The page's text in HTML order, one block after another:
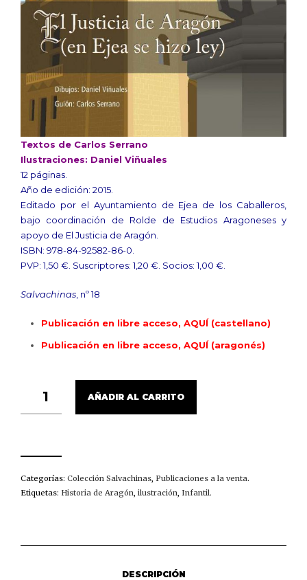
Textos de Carlos Serrano
Ilustraciones: Daniel Viñuales
12 páginas.
Año de edición: 2015.
Editado por el Ayuntamiento de Ejea de los Caballeros,
bajo coordinación de Rolde de Estudios Aragoneses y
apoyo de El Justicia de Aragón.
ISBN: 978-84-92582-86-0.
PVP: 1,50 €. Suscriptores: 1,20 €. Socios: 1,00 €.
Salvachinas , nº 18
Publicación en libre acceso, AQUÍ (castellano)
Publicación en libre acceso, AQUÍ (aragonés)
JUSTICIA
DE
HIZO
LEY)
D'ARAGÓN
AÑADIR AL CARRITO
Categorías: Colección Salvachinas, Publicaciones a la venta.
Etiquetas: Historia de Aragón, ilustración, Infantil.
DESCRIPCIÓN